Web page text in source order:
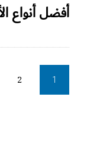
أفضل أنواع
pagination
1
2